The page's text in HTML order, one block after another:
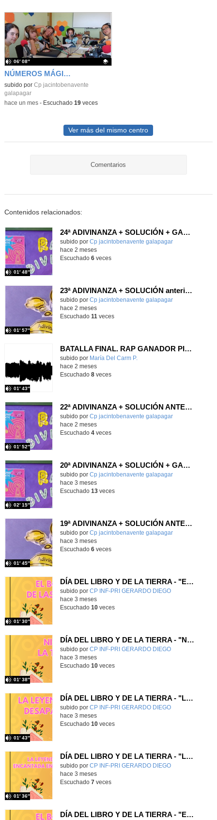
NÚMEROS MÁGICOS
Contenido educativo.
subido por Cp jacintobenavente
galapagar
06′ 08″
-hace un mes- Escuchado 19veces
Ver más del mismo centro
Comentarios
Contenidos relacionados:
24ª ADIVINANZA + SOLUCIÓN + GANADORES
Contenido educativo.
subido por Cp jacintobenavente galapagar
01′ 48″
-
hace 2 meses
Escuchado 6veces
23ª ADIVINANZA + SOLUCIÓN anterior + GANADORES
Contenido educativo.
subido por Cp jacintobenavente galapagar
01′ 57″
-
hace 2 meses
Escuchado 11 veces
BATALLA FINAL. RAP GANADOR PIEDRALAVES
Contenido educativo.
subido por María Del Carm P.
01′ 43″
hace 2 meses
Escuchado 8veces
22ª ADIVINANZA + SOLUCIÓN ANTERIOR + GANADORES
Contenido educativo.
subido por Cp jacintobenavente galapagar
01′ 52″
-
hace 2 meses
Escuchado 4veces
20ª ADIVINANZA + SOLUCIÓN + GANADORES + GANADOR 2º FASE
Contenido educativo.
subido por Cp jacintobenavente galapagar
02′ 15″
-
hace 3 meses
Escuchado 13veces
19ª ADIVINANZA + SOLUCIÓN ANTERIOR + GANADORES
Contenido educativo.
subido por Cp jacintobenavente galapagar
01′ 45″
-
hace 3 meses
Escuchado 6veces
DÍA DEL LIBRO Y DE LA TIERRA - "EL BOSQUE DE LAS AMIGAS"
Contenido educativo.
subido por CP INF-PRI GERARDO DIEGO
01′ 30″
-
hace 3 meses
Escuchado 10veces
DÍA DEL LIBRO Y DE LA TIERRA - "NICO Y LA TIERRA"
Contenido educativo.
subido por CP INF-PRI GERARDO DIEGO
01′ 38″
-
hace 3 meses
Escuchado 10veces
DÍA DEL LIBRO Y DE LA TIERRA - "LA LEYENDA DE LOS DESAPARECIDOS"
Contenido educativo.
subido por CP INF-PRI GERARDO DIEGO
01′ 43″
-
hace 3 meses
Escuchado 10veces
DÍA DEL LIBRO Y DE LA TIERRA - "LA LEYENDA DE LA CASA ENCANTADA EN MEDIO DEL BOSQUE"
Contenido educativo.
subido por CP INF-PRI GERARDO DIEGO
01′ 36″
-
hace 3 meses
Escuchado 7 veces
DÍA DEL LIBRO Y DE LA TIERRA - "EL BOSQUE MÁGICO"